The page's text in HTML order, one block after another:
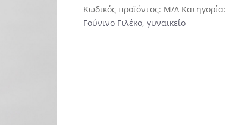
Κωδικός προϊόντος: Μ/Δ Κατηγορία:
Γούνινο Γιλέκο, γυναικείο